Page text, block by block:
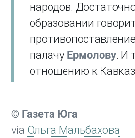
народов.
образовании
палачу Ермолову. И
отношению к
© Газета Юга
via Ольга Мальбахова